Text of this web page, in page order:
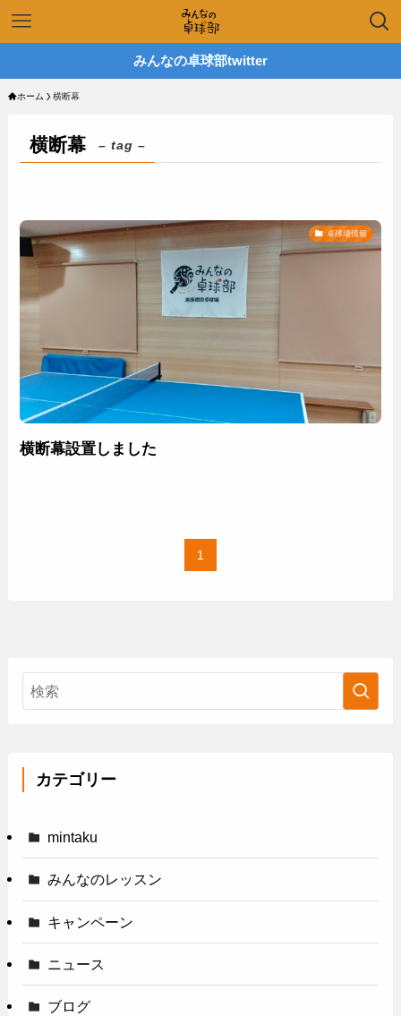
みんなの卓球部twitter
ホーム 横断幕
横断幕 – tag –
卓球場情報
横断幕設置しました
1
カテゴリー
mintaku
みんなのレッスン
キャンペーン
ニュース
ブログ